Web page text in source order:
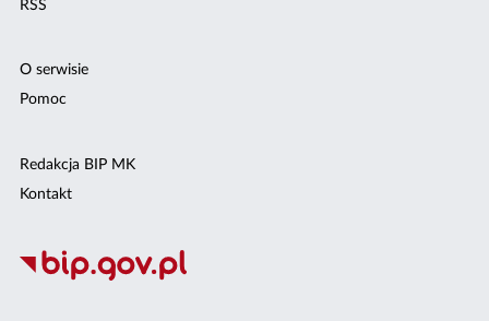
RSS
O serwisie
Pomoc
Redakcja BIP MK
Kontakt